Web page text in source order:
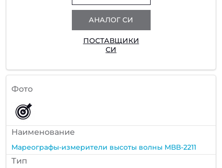
АНАЛОГ СИ
ПОСТАВЩИКИ
СИ
Фото
Наименование
Мареографы-измерители высоты волны МВВ-2211
Тип